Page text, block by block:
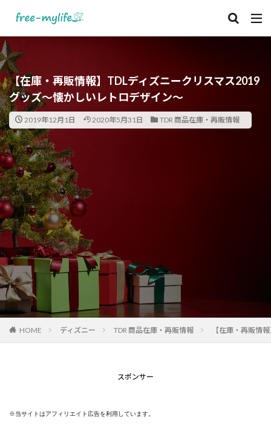
【在庫・再販情報】TDLディズニークリスマス2019
グッズ～懐かしいレトロデザイン～
2019年12月1日 2020年5月31日 TDR 商品在庫・再販情報
HOME ディズニー TDR 商品在庫・再販情報 【在庫・再販情
スポンサー
※当サイトはアフィリエイト広告を利用しています。